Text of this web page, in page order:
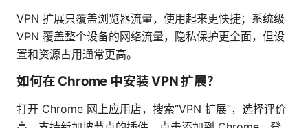
VPN 扩展只覆盖浏览器流量，使用起来更快捷；系统级
VPN 覆盖整个设备的网络流量，隐私保护更全面，但设
置和资源占用通常更高。
如何在 Chrome 中安装 VPN 扩展？
打开 Chrome 网上应用店，搜索“VPN 扩展”，选择评价